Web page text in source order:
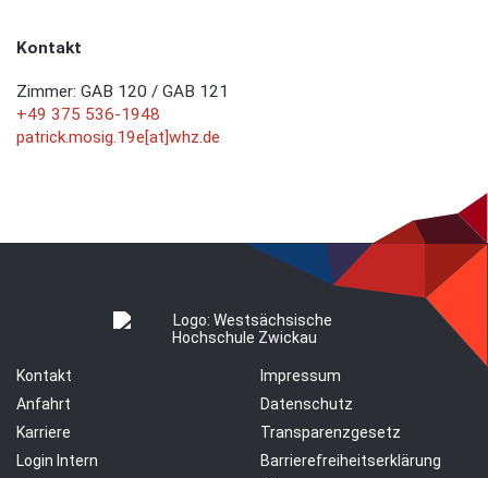
Kontakt
Zimmer: GAB 120 / GAB 121
+49 375 536-1948
patrick.mosig.19e[at]whz.de
Kontakt
Anfahrt
Karriere
Login Intern
Impressum
Datenschutz
Transparenzgesetz
Barrierefreiheitserklärung